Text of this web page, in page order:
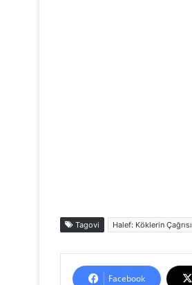
Tagovi Halef: Köklerin Çağrısı
Facebook